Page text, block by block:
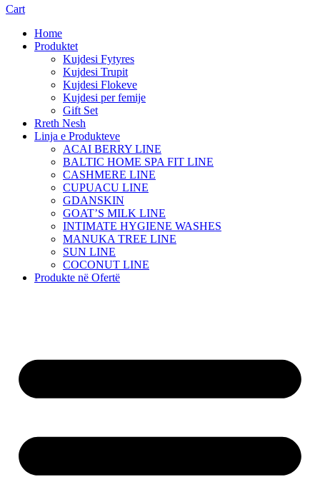
Cart
Home
Produktet
Kujdesi Fytyres
Kujdesi Trupit
Kujdesi Flokeve
Kujdesi per femije
Gift Set
Rreth Nesh
Linja e Produkteve
ACAI BERRY LINE
BALTIC HOME SPA FIT LINE
CASHMERE LINE
CUPUACU LINE
GDANSKIN
GOAT’S MILK LINE
INTIMATE HYGIENE WASHES
MANUKA TREE LINE
SUN LINE
COCONUT LINE
Produkte në Ofertë